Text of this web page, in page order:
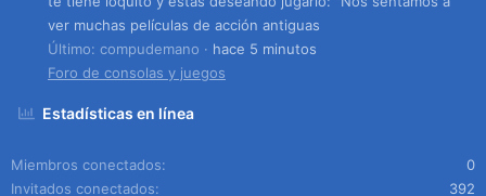
ver muchas películas de acción antiguas
Último: compudemano
hace 5 minutos
Foro de consolas y juegos
Estadísticas en línea
Miembros conectados
0
Invitados conectados
392